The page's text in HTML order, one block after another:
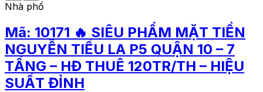
Nhà phố
Mã: 10171 🔥 SIÊU PHẨM MẶT TIỀN
NGUYỄN TIỂU LA P5 QUẬN 10 – 7
TẦNG – HĐ THUÊ 120TR/TH – HIỆU
SUẤT ĐỈNH